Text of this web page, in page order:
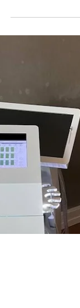
Hypoxie-Hyperoxie-
eine sanfte und
Methode an,
nachhaltig zu
Altersvorsorge –
Gesundheit von
Zellen wie beim
ohne körperliche